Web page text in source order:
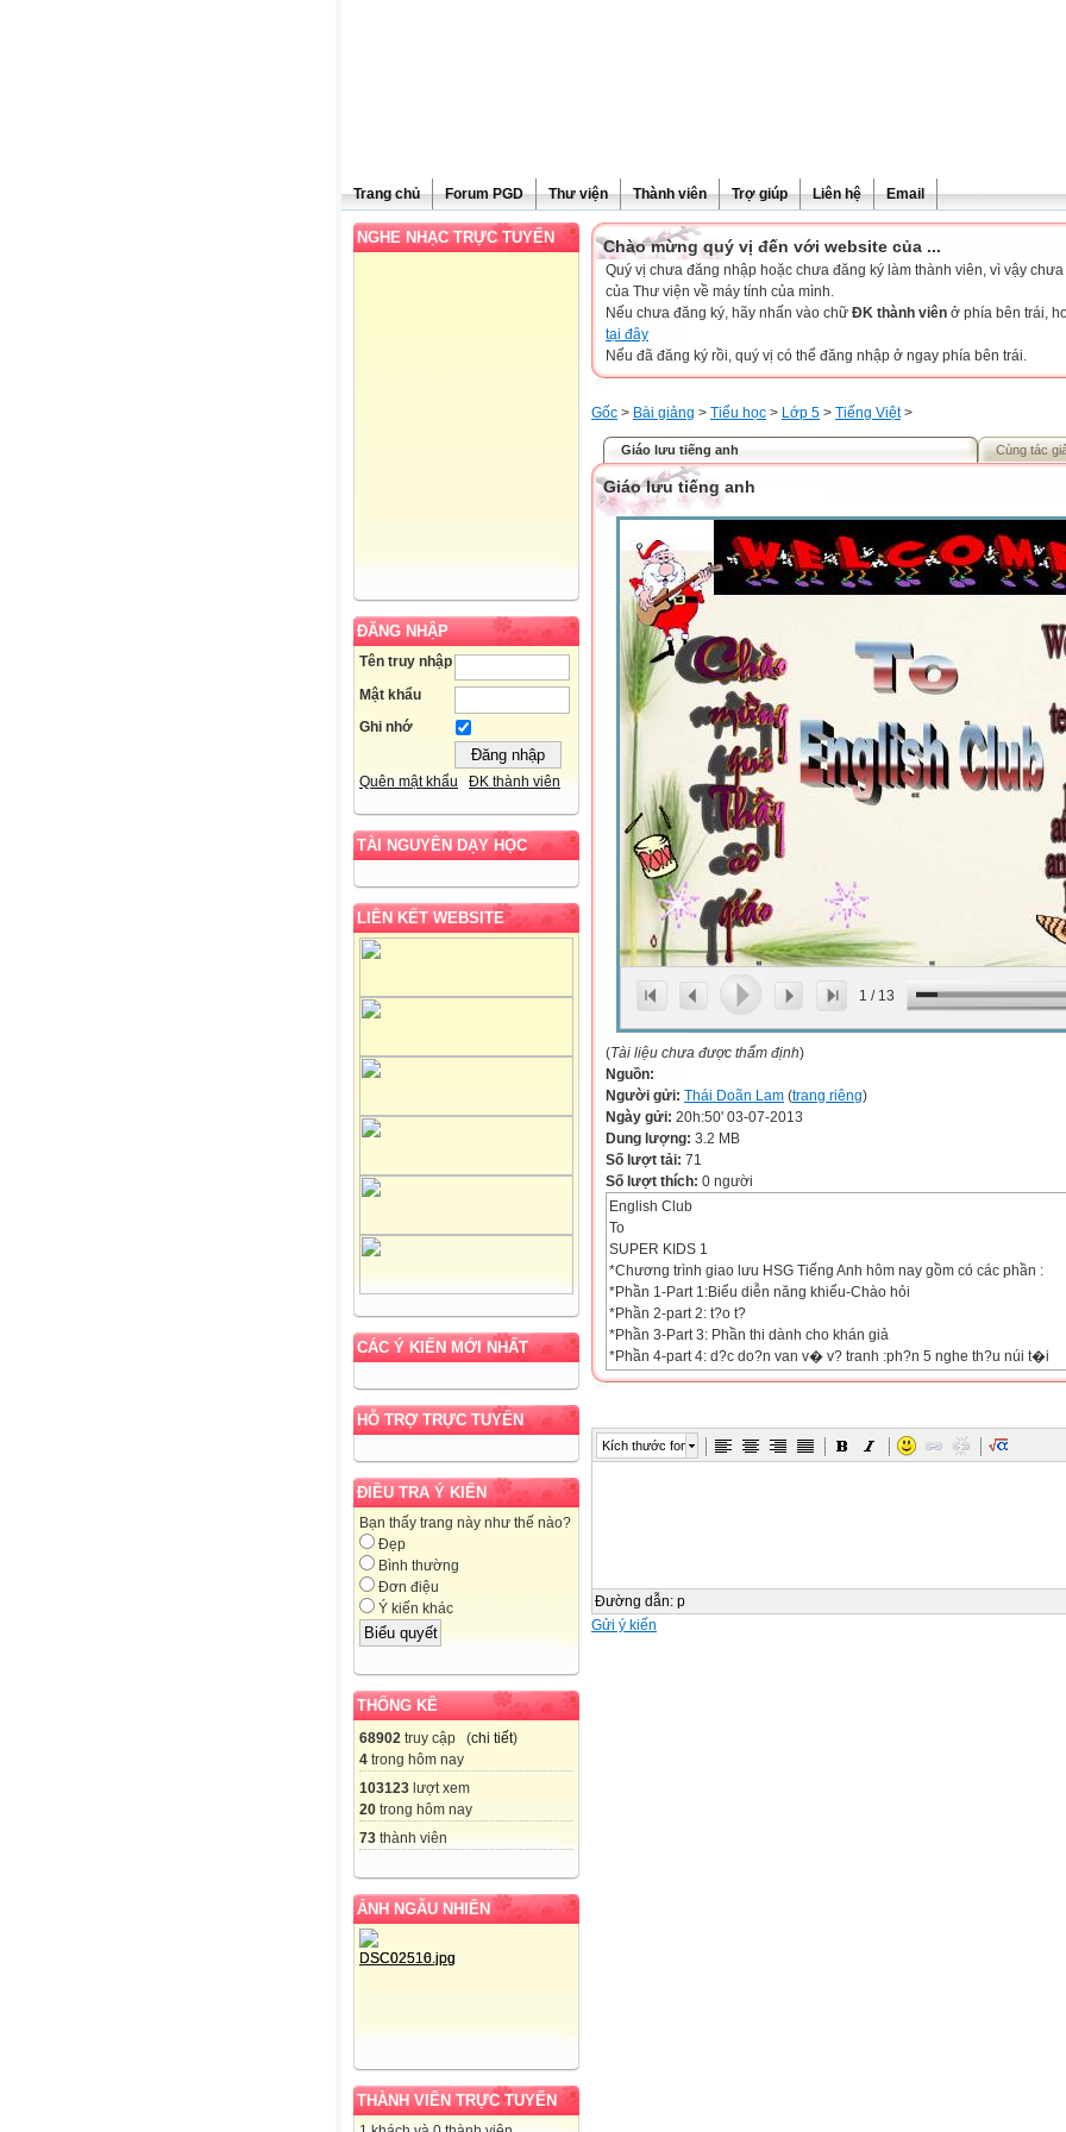
Trang chủ Forum PGD Thư viện Thành viên Trợ giúp Liên hệ Email
NGHE NHẠC TRỰC TUYẾN
ĐĂNG NHẬP
Tên truy nhập
Mật khẩu
Ghi nhớ
Quên mật khẩu ĐK thành viên
TÀI NGUYÊN DẠY HỌC
LIÊN KẾT WEBSITE
CÁC Ý KIẾN MỚI NHẤT
HỖ TRỢ TRỰC TUYẾN
ĐIỀU TRA Ý KIẾN
Bạn thấy trang này như thế nào?
Đẹp
Bình thường
Đơn điệu
Ý kiến khác
THỐNG KÊ
68902 truy cập (chi tiết)
4 trong hôm nay
103123 lượt xem
20 trong hôm nay
73 thành viên
ẢNH NGẪU NHIÊN
THÀNH VIÊN TRỰC TUYẾN
Chào mừng quý vị đến với website của ...
Quý vị chưa đăng nhập hoặc chưa đăng ký làm thành viên, vì vậy
của Thư viện về máy tính của mình.
Nếu chưa đăng ký, hãy nhấn vào chữ ĐK thành viên ở phía bên trái,
tại đây
Nếu đã đăng ký rồi, quý vị có thể đăng nhập ở ngay phía bên trái.
Gốc > Bài giảng > Tiểu học > Lớp 5 > Tiếng Việt>
Giáo lưu tiếng anh Cùng tác
Giáo lưu tiếng anh
1 / 13
(Tài liệu chưa được thẩm định)
Nguồn:
Người gửi: Thái Doãn Lam (trang riêng)
Ngày gửi: 20h:50' 03-07-2013
Dung lượng: 3.2 MB
Số lượt tải: 71
Số lượt thích: 0 người
English Club
To
SUPER KIDS 1
*Chương trình giao lưu HSG Tiếng Anh hôm nay gồm có các phần :
*Phần 1-Part 1:Biểu diễn năng khiếu-Chào hỏi
*Phần 2-part 2: t?o t?
*Phần 3-Part 3: Phần thi dành cho khán giả
*Phần 4-part 4: d?c do?n van v� v? tranh :ph?n 5 nghe th?u núi t�i
Part1. Greeting
*Phần thi này lần lượt các thành viên của 6 đội sẽ ra chào khán giả và
tiếng Anh.
ĐỘI THE MOON 4A
ĐỘI THE SKY 4B
PHầN THI TạO Từ
Kích thước font
Đường dẫn: p
Gửi ý kiến